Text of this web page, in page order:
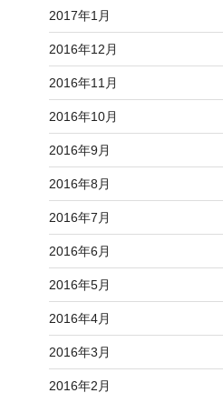
2017年1月
2016年12月
2016年11月
2016年10月
2016年9月
2016年8月
2016年7月
2016年6月
2016年5月
2016年4月
2016年3月
2016年2月